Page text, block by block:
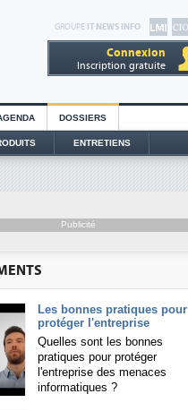
GROUPE IT NEWS INFO
Connexion
Inscription gratuite
DOSSIERS
ENTRETIENS
Publicité
Les bonnes pratiques pour
protéger l'entreprise
Quelles sont les bonnes
pratiques pour protéger
l'entreprise des menaces
informatiques ?